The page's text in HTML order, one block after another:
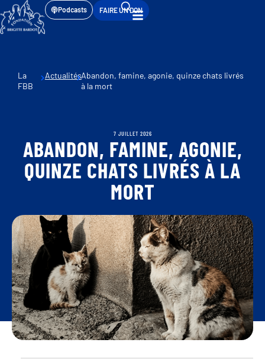
Podcasts FAIRE UN DON
La
FBB
ActualitésAbandon, famine, agonie, quinze chats livrés
à la mort
7 JUILLET 2026
ABANDON, FAMINE, AGONIE,
QUINZE CHATS LIVRÉS À LA
MORT